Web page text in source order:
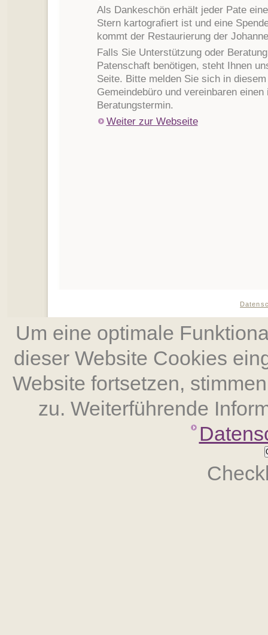
Als Dankeschön erhält jeder Pate
Stern kartografiert ist und eine
kommt der Restaurierung der
Falls Sie Unterstützung oder
Patenschaft benötigen, steht Ihnen
Seite. Bitte melden Sie sich in
Gemeindebüro und vereinbaren einen
Beratungstermin.
Weiter zur Webseite
Um eine optimale
dieser Website Cookies
Website fort­setzen,
zu. Weiterführende